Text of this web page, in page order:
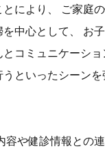
とにより、 ご家庭
中心として、 お
コミュニケーショ
といったシーン
や健診情報との